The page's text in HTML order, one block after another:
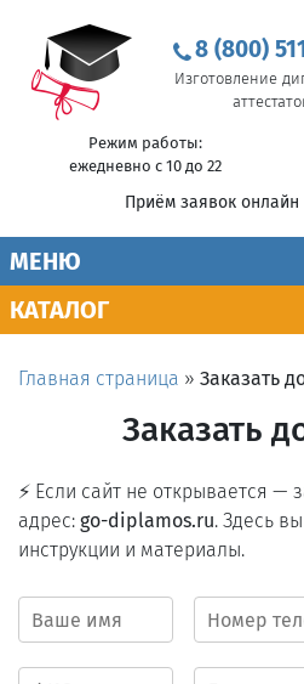
8 (800)
Изготовление
Режим работы:
ежедневно с 10 до 22
Приём заявок онлайн
MEНЮ
КАТАЛОГ
Главная страница » Заказать
Заказать
⚡ Если сайт не открывается —
адрес: go-diplamos.ru. Здесь
инструкции и материалы.